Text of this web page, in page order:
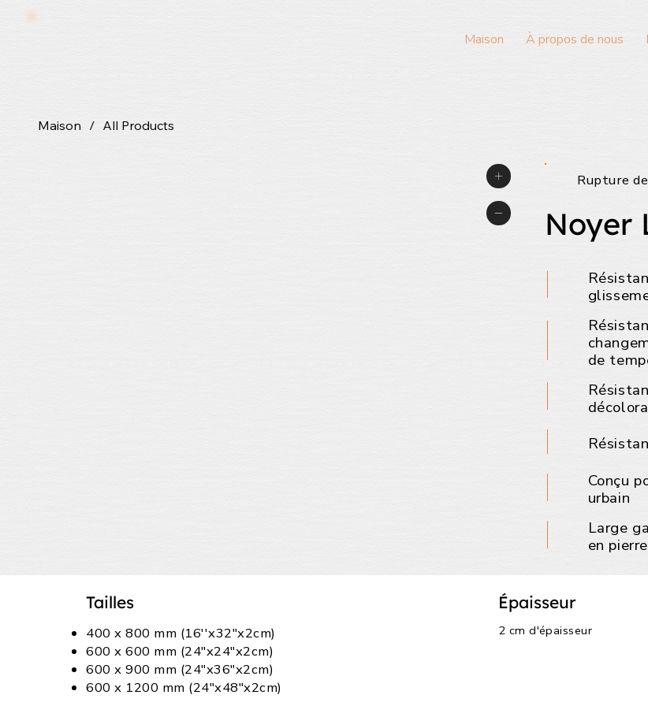
Maison À propos de nous
Maison / All Products
de
Conçu
urbain
Large
en
Rupture
Noyer
Tailles
400 x 800 mm (16''x32"x2cm)
600 x 600 mm (24"x24"x2cm)
600 x 900 mm (24"x36"x2cm)
600 x 1200 mm (24"x48"x2cm)
Épaisseur
2 cm d'épaisseur